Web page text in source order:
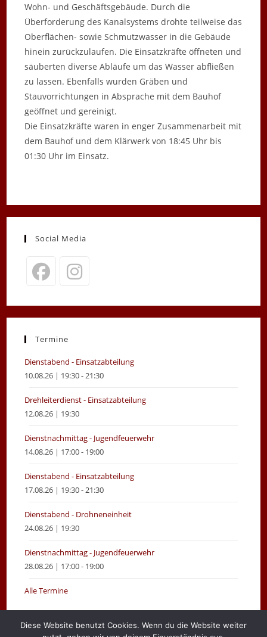
Wohn- und Geschäftsgebäude. Durch die
Überforderung des Kanalsystems drohte teilweise das
Oberflächen- sowie Schmutzwasser in die Gebäude
hinein zurückzulaufen. Die Einsatzkräfte öffneten und
säuberten diverse Abläufe um das Wasser abfließen
zu lassen. Ebenfalls wurden Gräben und
Stauvorrichtungen in Absprache mit dem Bauhof
geöffnet und gereinigt.
Die Einsatzkräfte waren in enger Zusammenarbeit mit
dem Bauhof und dem Klärwerk von 18:45 Uhr bis
01:30 Uhr im Einsatz.
Social Media
in
new
in
new
Termine
Dienstabend - Einsatzabteilung
10.08.26 | 19:30 - 21:30
Drehleiterdienst - Einsatzabteilung
12.08.26 | 19:30
Dienstnachmittag - Jugendfeuerwehr
14.08.26 | 17:00 - 19:00
Dienstabend - Einsatzabteilung
17.08.26 | 19:30 - 21:30
Dienstabend - Drohneneinheit
24.08.26 | 19:30
Dienstnachmittag - Jugendfeuerwehr
28.08.26 | 17:00 - 19:00
Alle Termine
Diese Website benutzt Cookies. Wenn du die Website weiter